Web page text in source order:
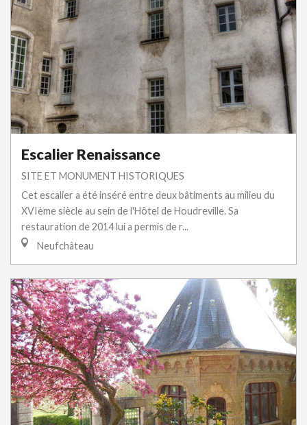
Escalier Renaissance
SITE ET MONUMENT HISTORIQUES
Cet escalier a été inséré entre deux bâtiments au milieu du
XVIème siècle au sein de l'Hôtel de Houdreville. Sa
restauration de 2014 lui a permis de r...
Neufchâteau